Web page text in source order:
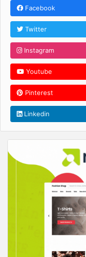
Facebook
Twitter
Instagram
Youtube
Pinterest
Linkedin